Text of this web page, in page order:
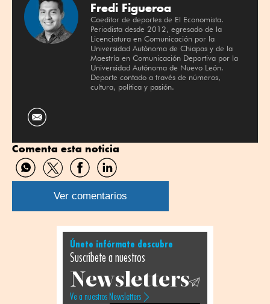
Fredi Figueroa
Coeditor de deportes de El Economista.
Periodista desde 2012, egresado de la
Licenciatura en Comunicación por la
Universidad Autónoma de Chiapas y de la
Maestría en Comunicación Deportiva por la
Universidad Autónoma de Nuevo León.
Deporte contado a través de números,
cultura, política y pasión.
Comenta esta noticia
Compartir
por
WhatsApp
Compartir
por
Twitter
Compartir
por
Facebook
Compartir
por
Linkedin
Ver comentarios
Únete infórmate descubre
Suscríbete a nuestros
Newsletters
Ve a nuestros Newsletters